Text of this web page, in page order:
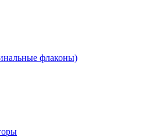
флаконы)